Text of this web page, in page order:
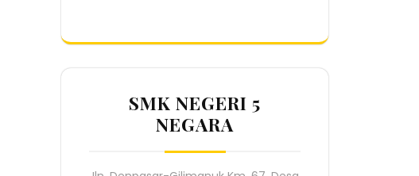
SMK NEGERI 5
NEGARA